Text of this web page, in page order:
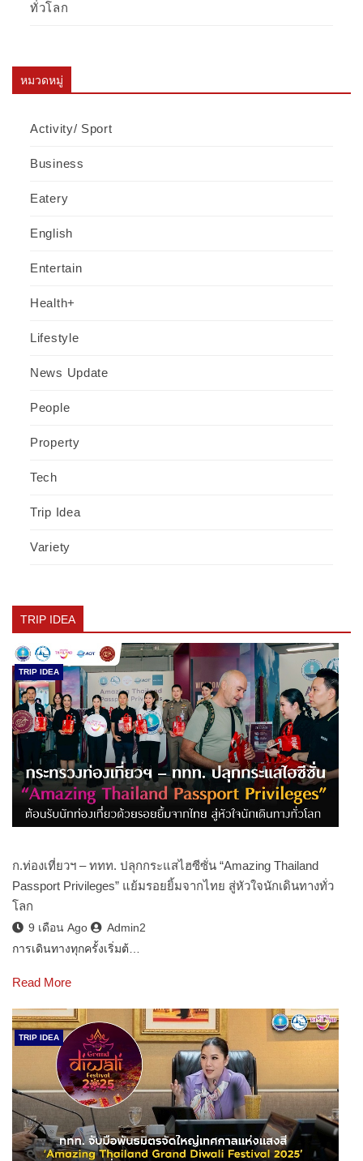
ทั่วโลก
หมวดหมู่
Activity/ Sport
Business
Eatery
English
Entertain
Health+
Lifestyle
News Update
People
Property
Tech
Trip Idea
Variety
TRIP IDEA
TRIP IDEA
ก.ท่องเที่ยวฯ – ททท. ปลุกกระแสไฮซีซั่น “Amazing Thailand
Passport Privileges” แย้มรอยยิ้มจากไทย สู่หัวใจนักเดินทางทั่ว
โลก
9 เดือน Ago
Admin2
การเดินทางทุกครั้งเริ่มต้…
Read More
TRIP IDEA